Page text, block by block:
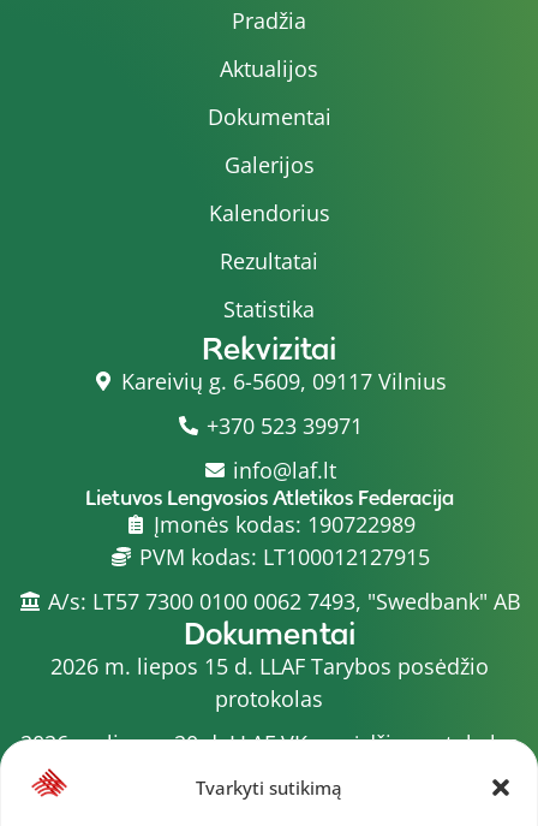
Tvarkyti sutikimą
Pradžia
Aktualijos
Dokumentai
Galerijos
Kalendorius
Rezultatai
Statistika
Rekvizitai
Kareivių g. 6-5609, 09117 Vilnius
+370 523 39971
info@laf.lt
Lietuvos Lengvosios Atletikos Federacija
Įmonės kodas: 190722989
PVM kodas: LT100012127915
A/s: LT57 7300 0100 0062 7493, "Swedbank" AB
Dokumentai
2026 m. liepos 15 d. LLAF Tarybos posėdžio
protokolas
2026 m. liepos 20 d. LLAF VK posėdžio protokolas
Sporto meistrų sąrašas